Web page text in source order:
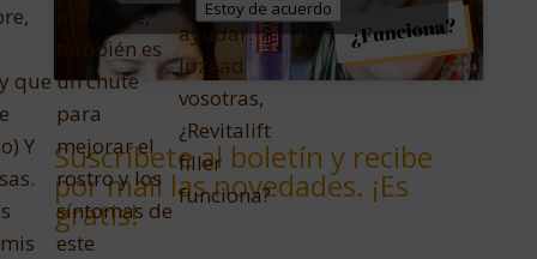
que
Y
mira, oye,
también es
un chute
para
mejorar el
rostro y los
síntomas de
este
ayudar.
Juzgad
vosotras,
¿Revitalift
filler
funciona?
Estoy de acuerdo
Suscríbete al boletín y recibe
por mail las novedades. ¡Es
gratis!